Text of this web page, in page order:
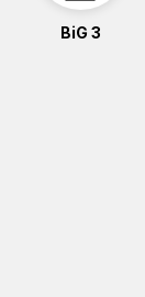
BiG 3